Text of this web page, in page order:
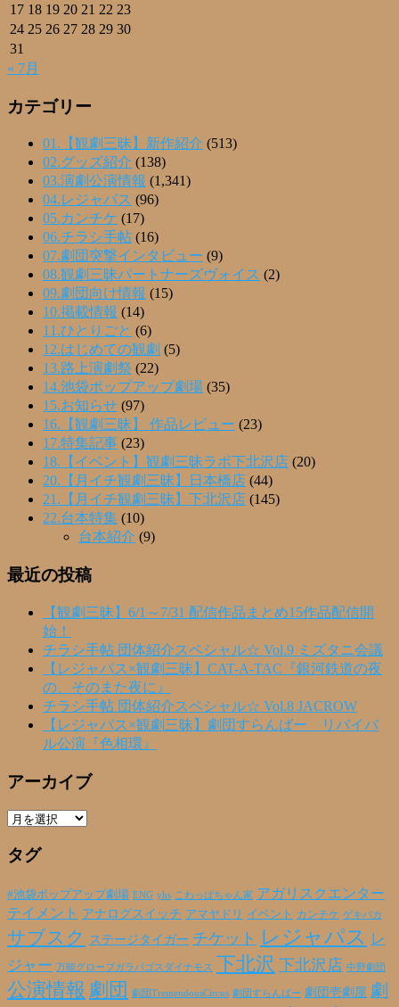
17 18 19 20 21 22 23
24 25 26 27 28 29 30
31
« 7月
カテゴリー
01.【観劇三昧】新作紹介 (513)
02.グッズ紹介 (138)
03.演劇公演情報 (1,341)
04.レジャパス (96)
05.カンチケ (17)
06.チラシ手帖 (16)
07.劇団突撃インタビュー (9)
08.観劇三昧パートナーズヴォイス (2)
09.劇団向け情報 (15)
10.掲載情報 (14)
11.ひとりごと (6)
12.はじめての観劇 (5)
13.路上演劇祭 (22)
14.池袋ポップアップ劇場 (35)
15.お知らせ (97)
16.【観劇三昧】 作品レビュー (23)
17.特集記事 (23)
18.【イベント】観劇三昧ラボ下北沢店 (20)
20.【月イチ観劇三昧】日本橋店 (44)
21.【月イチ観劇三昧】下北沢店 (145)
22.台本特集 (10)
台本紹介 (9)
最近の投稿
【観劇三昧】6/1～7/31 配信作品まとめ15作品配信開
始！
チラシ手帖 団体紹介スペシャル☆ Vol.9 ミズタニ会議
【レジャパス×観劇三昧】CAT-A-TAC『銀河鉄道の夜
の、そのまた夜に』
チラシ手帖 団体紹介スペシャル☆ Vol.8 JACROW
【レジャパス×観劇三昧】劇団すらんばー リバイバ
ル公演『色相環』
アーカイブ
ア
カ
ブ
タグ
#池袋ポップアップ劇場 ENG yhs こわっぱちゃん家 アガリスクエンター
テイメント アナログスイッチ アマヤドリ イベント カンチケ ゲキバカ
サブスク ステージタイガー チケット レジャパス レ
ジャー 万能グローブガラパゴスダイナモス 下北沢 下北沢店 中野劇団
公演情報 劇団 劇団TremendousCircus 劇団すらんばー 劇団壱劇屋 劇